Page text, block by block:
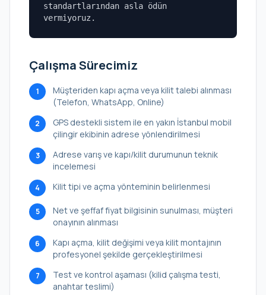
standartlarından asla ödün
vermiyoruz.
Çalışma Sürecimiz
1
Müşteriden kapı açma veya kilit talebi alınması
(Telefon, WhatsApp, Online)
2
GPS destekli sistem ile en yakın İstanbul mobil
çilingir ekibinin adrese yönlendirilmesi
3
Adrese varış ve kapı/kilit durumunun teknik
incelemesi
4 Kilit tipi ve açma yönteminin belirlenmesi
5
Net ve şeffaf fiyat bilgisinin sunulması, müşteri
onayının alınması
6
Kapı açma, kilit değişimi veya kilit montajının
profesyonel şekilde gerçekleştirilmesi
7
Test ve kontrol aşaması (kilid çalışma testi,
anahtar teslimi)